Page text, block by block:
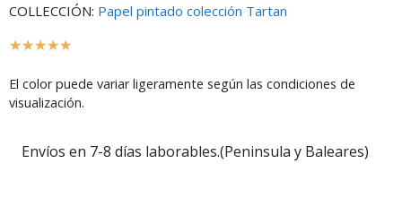
COLLECCIÓN: Papel pintado colección Tartan
☆☆☆☆☆
El color puede variar ligeramente según las condiciones de
visualización.
Envíos en 7-8 días laborables.(Peninsula y Baleares)